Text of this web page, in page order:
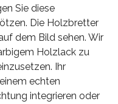
Sie diese
Die Holzbretter
dem Bild sehen. Wir
Holzlack zu
Ihr
echten
integrieren oder